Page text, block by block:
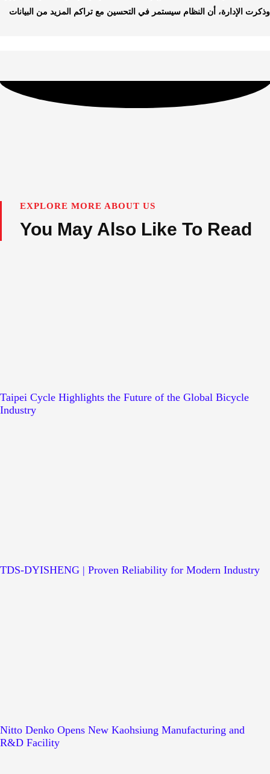
وذكرت الإدارة، أن النظام سيستمر في التحسين مع تراكم المزيد من البيانات
EXPLORE MORE ABOUT US
You May Also Like To Read
Taipei Cycle Highlights the Future of the Global Bicycle
Industry
TDS-DYISHENG | Proven Reliability for Modern Industry
Nitto Denko Opens New Kaohsiung Manufacturing and
R&D Facility